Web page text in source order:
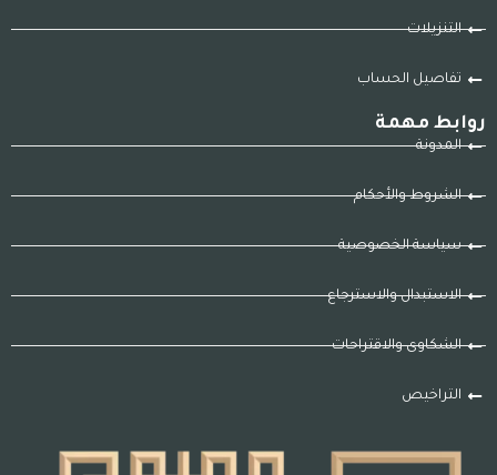
التنزيلات
تفاصيل الحساب
روابط مهمة
المدونة
الشروط والأحكام
سياسة الخصوصية
الاستبدال والاسترجاع
الشكاوى والاقتراحات
التراخيص